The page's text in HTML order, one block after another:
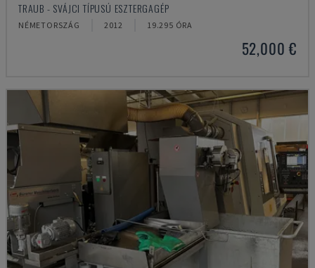
TRAUB - SVÁJCI TÍPUSÚ ESZTERGAGÉP
NÉMETORSZÁG 2012 19.295 ÓRA
52,000 €